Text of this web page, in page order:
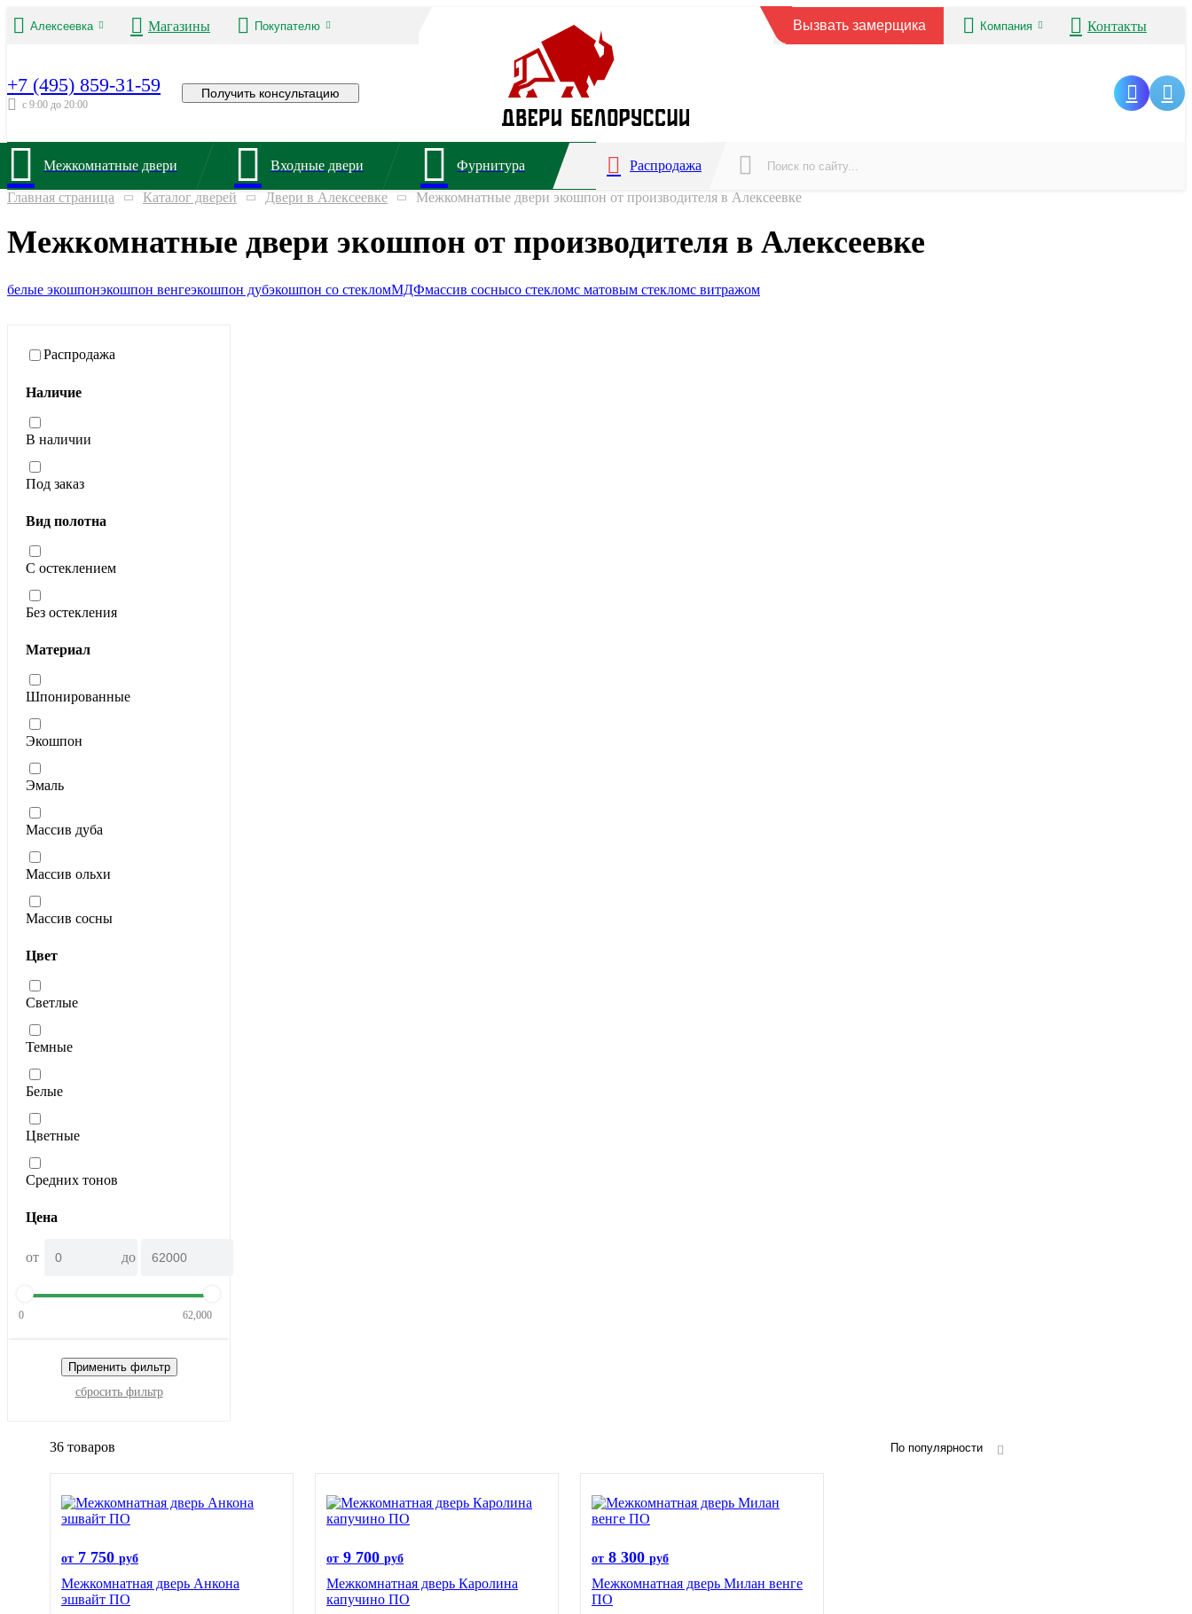
Алексеевка Магазины Покупателю Вызвать замерщика Компания Контакты
+7 (495) 859-31-59
с 9:00 до 20:00
Получить консультацию
Межкомнатные двери Входные двери Фурнитура Распродажа
Главная страница Каталог дверей Двери в Алексеевке Межкомнатные двери экошпон от производителя в Алексеевке
Межкомнатные двери экошпон от производителя в Алексеевке
белые экошпонэкошпон венгеэкошпон дубэкошпон со стекломМДФмассив соснысо стекломс матовым стекломс витражом
Распродажа
Наличие
В наличии
Под заказ
Вид полотна
С остеклением
Без остекления
Материал
Шпонированные
Экошпон
Эмаль
Массив дуба
Массив ольхи
Массив сосны
Цвет
Светлые
Темные
Белые
Цветные
Средних тонов
Цена
от до
0 62,000
Применить фильтр
сбросить фильтр
36 товаров По популярности
от 7 750 руб
Межкомнатная дверь Анкона
эшвайт ПО
от 9 700 руб
Межкомнатная дверь Каролина
капучино ПО
от 8 300 руб
Межкомнатная дверь Милан венге
ПО